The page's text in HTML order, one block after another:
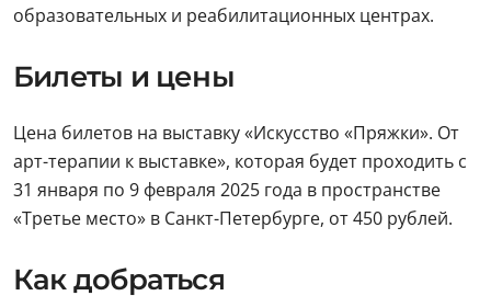
образовательных и реабилитационных центрах.
Билеты и цены
Цена билетов на выставку «Искусство «Пряжки». От
арт-терапии к выставке», которая будет проходить с
31 января по 9 февраля 2025 года в пространстве
«Третье место» в Санкт-Петербурге, от 450 рублей.
Как добраться